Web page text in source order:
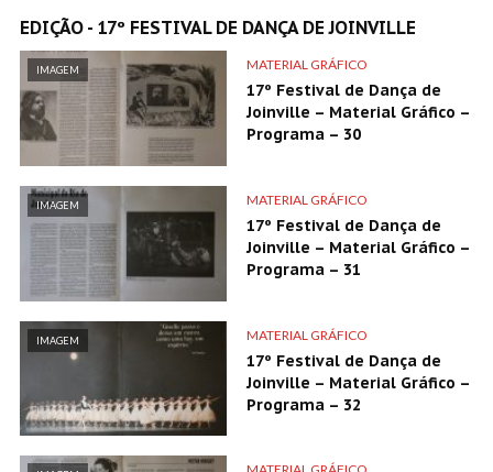
EDIÇÃO - 17º FESTIVAL DE DANÇA DE JOINVILLE
IMAGEM MATERIAL GRÁFICO
17º Festival de Dança de
Joinville – Material Gráfico –
Programa – 30
IMAGEM MATERIAL GRÁFICO
17º Festival de Dança de
Joinville – Material Gráfico –
Programa – 31
IMAGEM MATERIAL GRÁFICO
17º Festival de Dança de
Joinville – Material Gráfico –
Programa – 32